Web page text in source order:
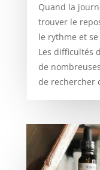
Quand la
trouver le
le rythme et
Les difficultés
de
de rechercher